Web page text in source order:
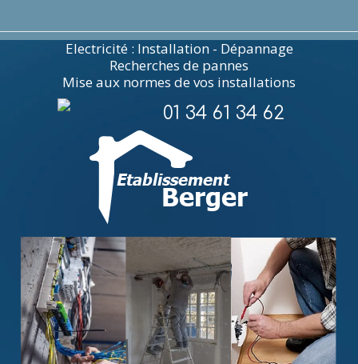
Electricité : Installation - Dépannage
Recherches de pannes
Mise aux normes de vos installations
01 34 61 34 62